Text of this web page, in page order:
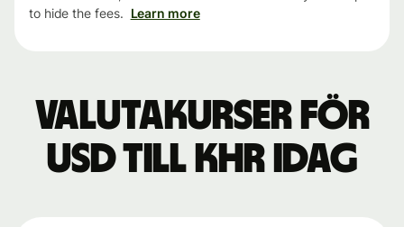
to hide the fees. Learn more
Valutakurser för
USD till KHR idag